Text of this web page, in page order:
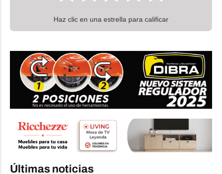
Haz clic en una estrella para calificar
Últimas noticias